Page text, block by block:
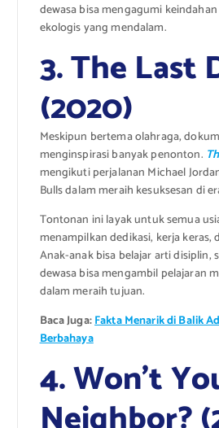
dewasa bisa mengagumi
ekologis yang mendalam.
3. The Last
(2020)
Meskipun bertema olahraga,
menginspirasi banyak penonton.
mengikuti perjalanan Michael
Bulls dalam meraih kesuksesan di
Tontonan ini layak untuk semua
menampilkan dedikasi, kerja keras,
Anak-anak bisa belajar arti disiplin,
dewasa bisa mengambil pelajaran
dalam meraih tujuan.
Baca Juga:Fakta Menarik di Balik
Berbahaya
4. Won’t